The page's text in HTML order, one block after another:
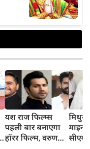
यश राज फिल्म्स
पहली बार बनाएगा
हॉरर फिल्म, वरुण
मिथुन
सीएम